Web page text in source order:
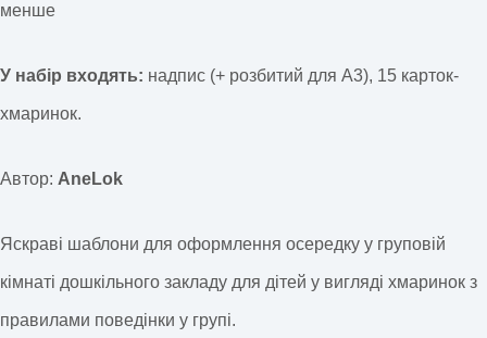
менше
У набір входять: надпис (+ розбитий для А3), 15 карток-
хмаринок.
Автор: AneLok
Яскраві шаблони для оформлення осередку у груповій
кімнаті дошкільного закладу для дітей у вигляді хмаринок з
правилами поведінки у групі.